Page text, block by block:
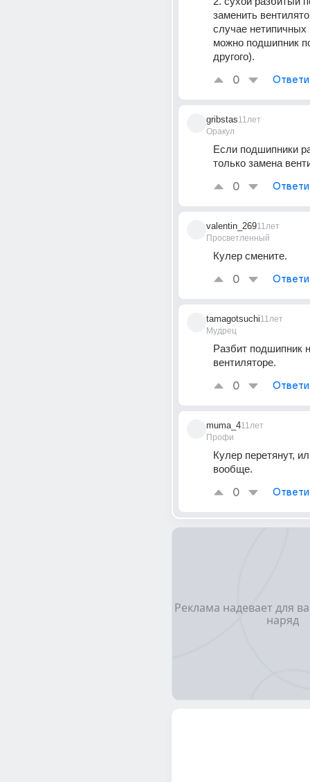
заменить
случае нетипичных
можно подшипник
другого).
0
gribstas
Оракул
11лет
Если подшипники
только замена
0
valentin_269
Просветленный
11лет
Кулер смените.
0
tamagotsuchi
Мудрец
11лет
Разбит подшипник
вентиляторе.
0
muma_4
Профи
11лет
Кулер перетянут,
вообще.
0